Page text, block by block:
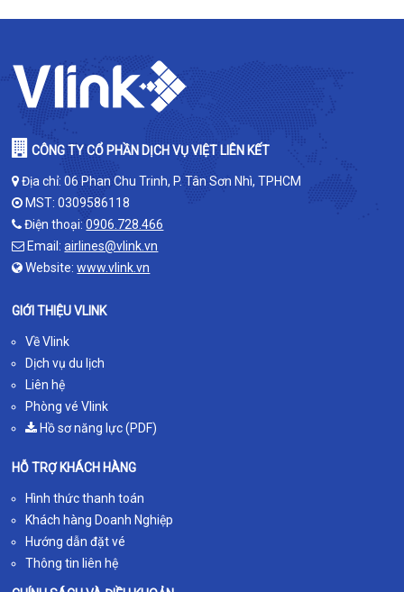
CÔNG TY CỔ PHẦN DỊCH VỤ VIỆT LIÊN KẾT
Địa chỉ: 06 Phan Chu Trinh, P. Tân Sơn Nhì, TPHCM
MST: 0309586118
Điện thoại:0906.728.466
Email:airlines@vlink.vn
Website:www.vlink.vn
GIỚI THIỆU VLINK
Về Vlink
Dịch vụ du lịch
Liên hệ
Phòng vé Vlink
Hồ sơ năng lực (PDF)
HỖ TRỢ KHÁCH HÀNG
Hình thức thanh toán
Khách hàng Doanh Nghiệp
Hướng dẫn đặt vé
Thông tin liên hệ